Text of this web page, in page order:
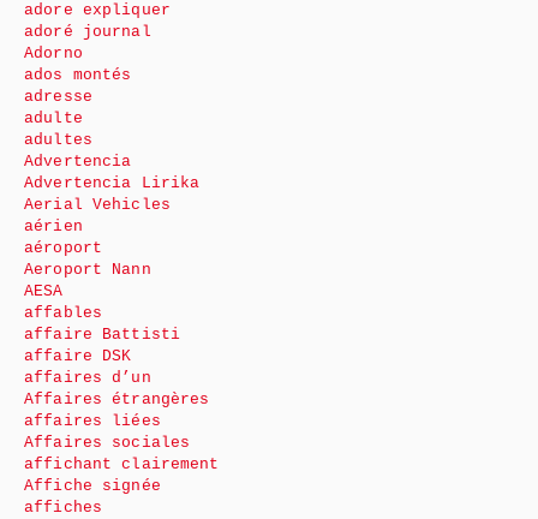
adore expliquer
adoré journal
Adorno
ados montés
adresse
adulte
adultes
Advertencia
Advertencia Lirika
Aerial Vehicles
aérien
aéroport
Aeroport Nann
AESA
affables
affaire Battisti
affaire DSK
affaires d’un
Affaires étrangères
affaires liées
Affaires sociales
affichant clairement
Affiche signée
affiches